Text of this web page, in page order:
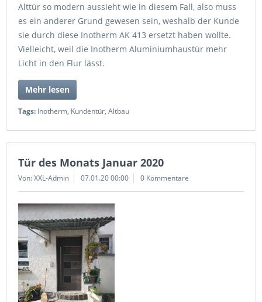
Alttür so modern aussieht wie in diesem Fall, also muss
es ein anderer Grund gewesen sein, weshalb der Kunde
sie durch diese Inotherm AK 413 ersetzt haben wollte.
Vielleicht, weil die Inotherm Aluminiumhaustür mehr
Licht in den Flur lässt.
Mehr lesen
Tags: Inotherm, Kundentür, Altbau
Tür des Monats Januar 2020
Von: XXL-Admin 07.01.20 00:00 0 Kommentare